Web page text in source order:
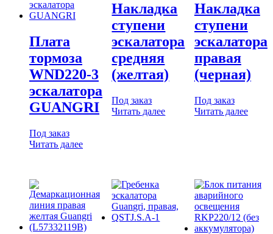
Плата
тормоза
WND220-3
эскалатора
GUANGRI
Под заказ
Читать далее
Накладка
ступени
эскалатора
средняя
(желтая)
Под заказ
Читать далее
Накладка
ступени
эскалатора
правая
(черная)
Под заказ
Читать далее